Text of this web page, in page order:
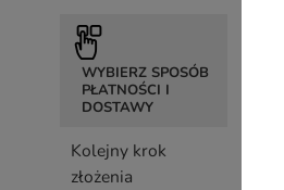
WYBIERZ SPOSÓB
PŁATNOŚCI I
DOSTAWY
Kolejny krok
złożenia